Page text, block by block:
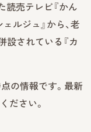
読売テレビ『かん
ルジュ』から、老
設されている『カ
の情報です。最新
ださい。